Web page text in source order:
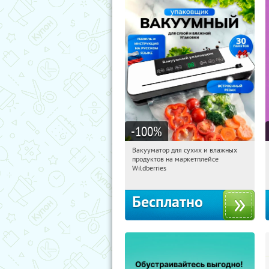
-100%
11:17:30 Получили:197
Россия
Вакууматор для сухих и влажных
продуктов на маркетплейсе
Wildberries
Бесплатно